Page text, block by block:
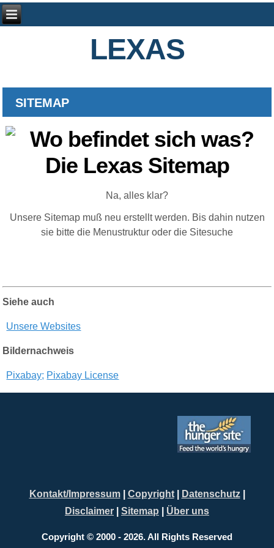
LEXAS
SITEMAP
Na, alles klar?
Unsere Sitemap muß neu erstellt werden. Bis dahin nutzen
sie bitte die Menustruktur oder die Sitesuche
Siehe auch
Unsere Websites
Bildernachweis
Pixabay; Pixabay License
Kontakt/Impressum| Copyright| Datenschutz|
Disclaimer
Sitemap Über uns
Copyright © 2000 - 2026. All Rights Reserved